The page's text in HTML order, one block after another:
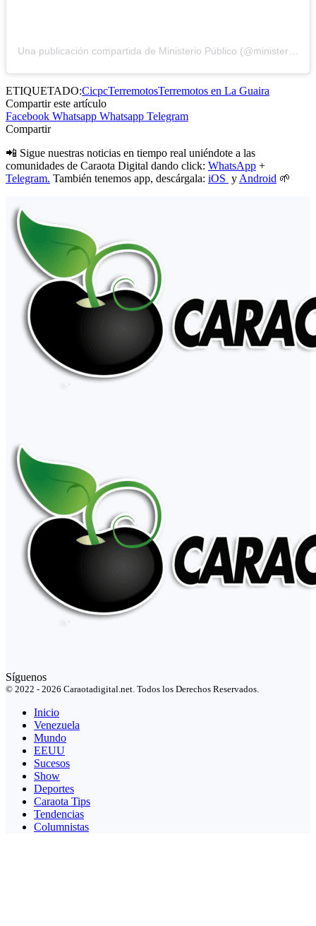
ETIQUETADO:CicpcTerremotosTerremotos en La Guaira
Compartir este artículo
Facebook Whatsapp Whatsapp Telegram
Compartir
📲 Sigue nuestras noticias en tiempo real uniéndote a las
comunidades de Caraota Digital dando click: WhatsApp +
Telegram. También tenemos app, descárgala: iOS y Android 🌱
Síguenos
© 2022 - 2026 Caraotadigital.net. Todos los Derechos Reservados.
Inicio
Venezuela
Mundo
EEUU
Sucesos
Show
Deportes
Caraota Tips
Tendencias
Columnistas